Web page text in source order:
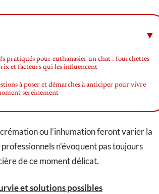
pratiqués pour euthanasier un chat : fourchettes
et facteurs qui les influencent
à poser et démarches à anticiper pour vivre
sereinement
ou l’inhumation feront varier la
n’évoquent pas toujours
de ce moment délicat.
et solutions possibles